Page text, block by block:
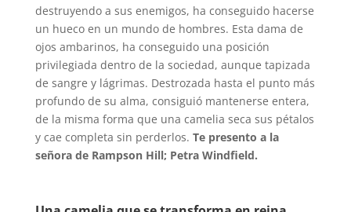
destruyendo a sus enemigos, ha conseguido hacerse
un hueco en un mundo de hombres. Esta dama de
ojos ambarinos, ha conseguido una posición
privilegiada dentro de la sociedad, aunque tapizada
de sangre y lágrimas. Destrozada hasta el punto más
profundo de su alma, consiguió mantenerse entera,
de la misma forma que una camelia seca sus pétalos
y cae completa sin perderlos. Te presento a la
señora de Rampson Hill; Petra Windfield.